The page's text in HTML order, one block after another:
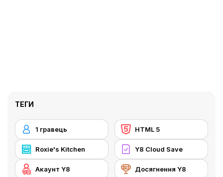
ТЕГИ
1 гравець HTML 5
Roxie's Kitchen Y8 Cloud Save
Акаунт Y8 Досягнення Y8